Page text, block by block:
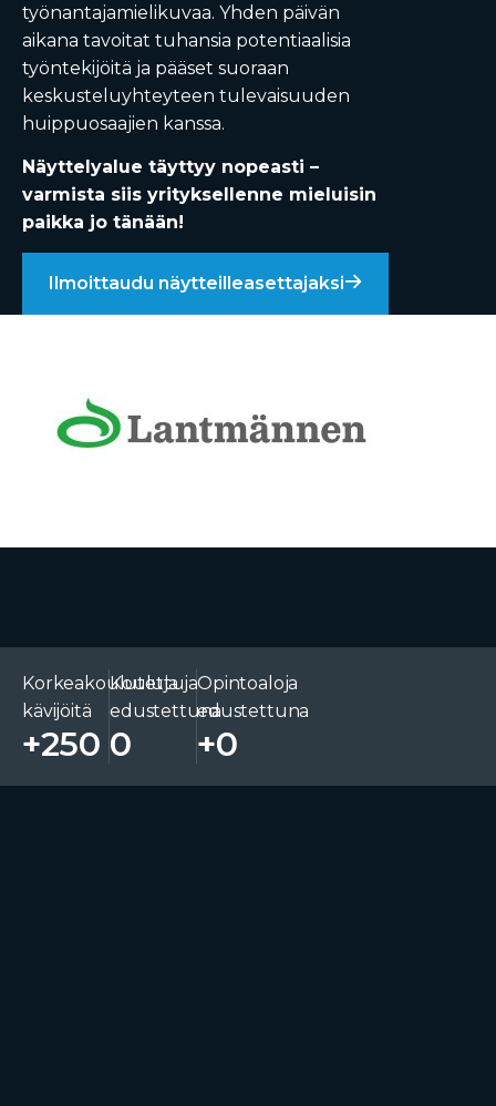
työnantajamielikuvaa. Yhden päivän
aikana tavoitat tuhansia potentiaalisia
työntekijöitä ja pääset suoraan
keskusteluyhteyteen tulevaisuuden
huippuosaajien kanssa.
Näyttelyalue täyttyy nopeasti –
varmista siis yrityksellenne mieluisin
paikka jo tänään!
Ilmoittaudu näytteilleasettajaksi
Korkeakoulutettuja
kävijöitä
+250
Kouluja
edustettuna
0
Opintoaloja
edustettuna
+0